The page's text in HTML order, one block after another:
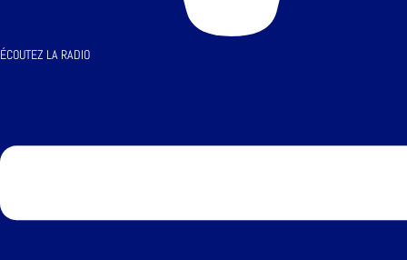
ÉCOUTEZ LA RADIO